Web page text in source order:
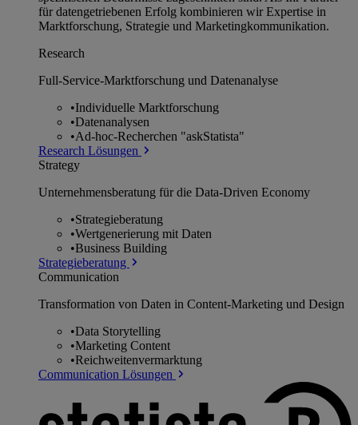
für datengetriebenen Erfolg kombinieren wir Expertise in
Marktforschung, Strategie und Marketingkommunikation.
Research
Full-Service-Marktforschung und Datenanalyse
•Individuelle Marktforschung
•Datenanalysen
•Ad-hoc-Recherchen "askStatista"
Research Lösungen
Strategy
Unternehmens­beratung für die Data-Driven Economy
•Strategieberatung
•Wertgenerierung mit Daten
•Business Building
Strategieberatung
Communication
Transformation von Daten in Content-Marketing und Design
•Data Storytelling
•Marketing Content
•Reichweitenvermarktung
Communication Lösungen